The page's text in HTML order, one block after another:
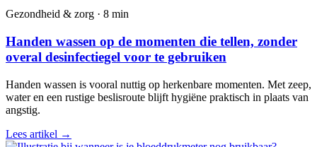
Gezondheid & zorg · 8 min
Handen wassen op de momenten die tellen, zonder
overal desinfectiegel voor te gebruiken
Handen wassen is vooral nuttig op herkenbare momenten. Met zeep,
water en een rustige beslisroute blijft hygiëne praktisch in plaats van
angstig.
Lees artikel →